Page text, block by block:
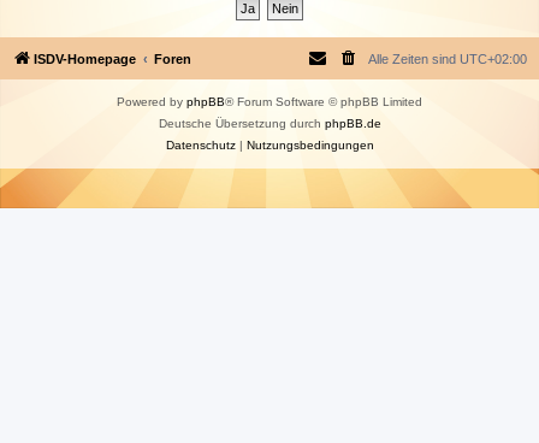
ISDV-Homepage Foren Alle Zeiten sind UTC+02:00
Powered by phpBB® Forum Software © phpBB Limited
Deutsche Übersetzung durch phpBB.de
Datenschutz| Nutzungsbedingungen